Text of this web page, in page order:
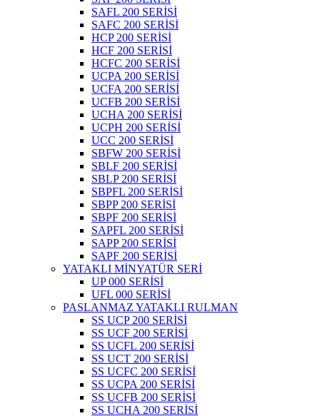
SAFL 200 SERİSİ
SAFC 200 SERİSİ
HCP 200 SERİSİ
HCF 200 SERİSİ
HCFC 200 SERİSİ
UCPA 200 SERİSİ
UCFA 200 SERİSİ
UCFB 200 SERİSİ
UCHA 200 SERİSİ
UCPH 200 SERİSİ
UCC 200 SERİSİ
SBFW 200 SERİSİ
SBLF 200 SERİSİ
SBLP 200 SERİSİ
SBPFL 200 SERİSİ
SBPP 200 SERİSİ
SBPF 200 SERİSİ
SAPFL 200 SERİSİ
SAPP 200 SERİSİ
SAPF 200 SERİSİ
YATAKLI MİNYATÜR SERİ
UP 000 SERİSİ
UFL 000 SERİSİ
PASLANMAZ YATAKLI RULMAN
SS UCP 200 SERİSİ
SS UCF 200 SERİSİ
SS UCFL 200 SERİSİ
SS UCT 200 SERİSİ
SS UCFC 200 SERİSİ
SS UCPA 200 SERİSİ
SS UCFB 200 SERİSİ
SS UCHA 200 SERİSİ